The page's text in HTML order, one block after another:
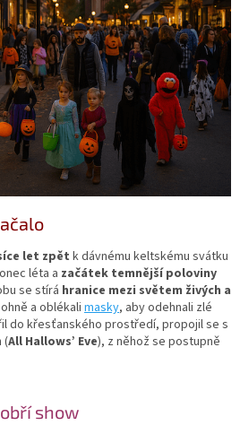
let zpět k dávnému keltskému svátku
léta a začátek temnější poloviny
se stírá hranice mezi světem živých a
a oblékali masky, aby odehnali zlé
do křesťanského prostředí, propojil se s
(All Hallows’ Eve), z něhož se postupně
show